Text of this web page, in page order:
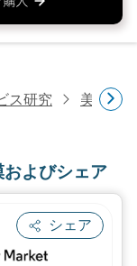
ス研究 美容・
よびシェア
シェア